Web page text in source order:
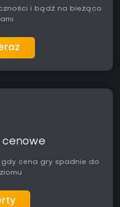
i bądź na bieżąco
gdy cena gry spadnie do